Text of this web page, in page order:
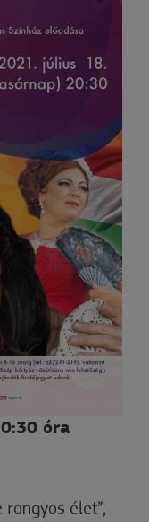
óra
rongyos élet”,